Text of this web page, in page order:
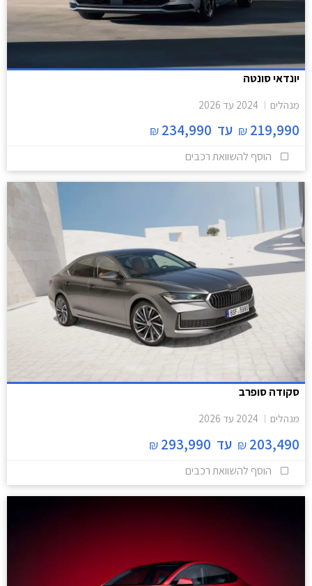
יונדאי סונטה
מנהלים 2024 עד 2026
219,990
₪ עד 234,990
₪
הוסף להשוואת רכבים
סקודה סופרב
מנהלים 2024 עד 2026
203,490
₪ עד 293,990
₪
הוסף להשוואת רכבים